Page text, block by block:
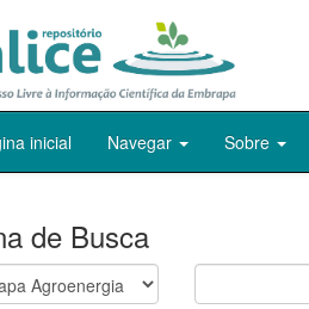
inicial Navegar Sobre
de Busca